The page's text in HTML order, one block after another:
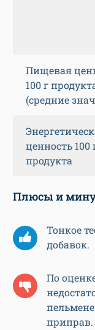
Пищевая
100 г
(средние
ценность 100
продукта
Плюсы и
Тонкое
добавок.
По
приправ.